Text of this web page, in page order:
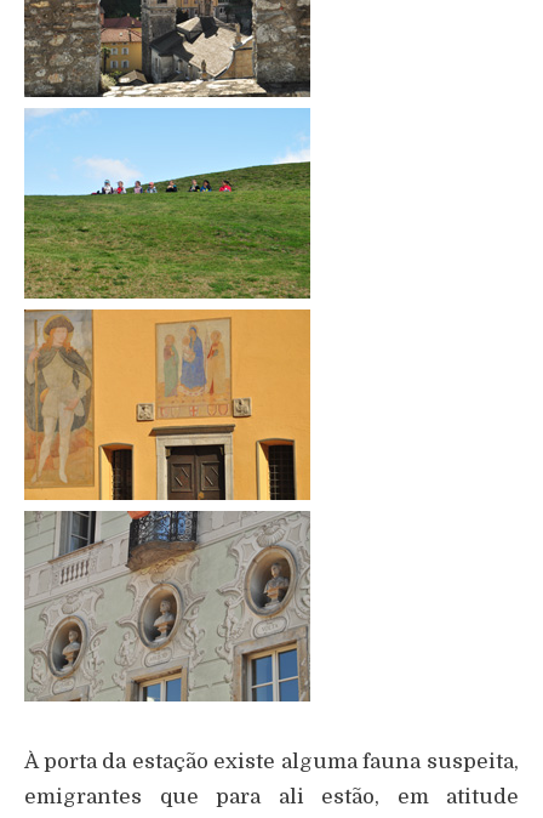
À porta da estação existe alguma fauna suspeita,
emigrantes que para ali estão, em atitude